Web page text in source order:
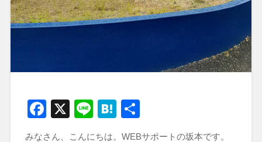
Facebook
X LineHatena
有
みなさん、こんにちは。WEBサポートの坂本です。